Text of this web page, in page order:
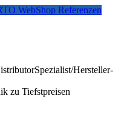
WebShop Referenzen
Spezialist/Hersteller-
zu Tiefstpreisen